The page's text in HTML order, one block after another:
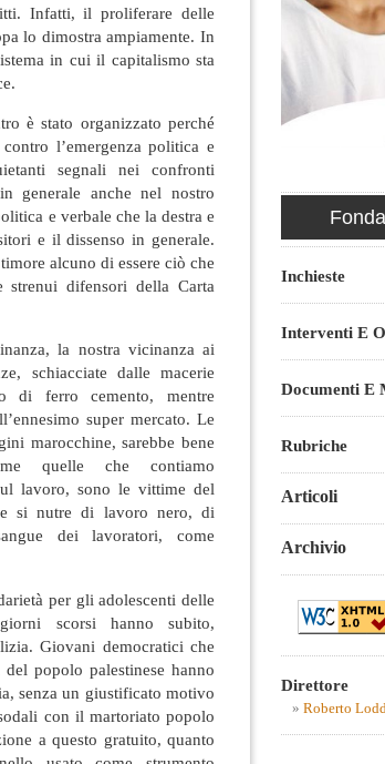
Infatti, il proliferare delle
lo dimostra ampiamente. In
in cui il capitalismo sta
è stato organizzato perché
l’emergenza politica e
segnali nei confronti
generale anche nel nostro
e verbale che la destra e
e il dissenso in generale.
alcuno di essere ciò che
strenui difensori della Carta
la nostra vicinanza ai
schiacciate dalle macerie
di ferro cemento, mentre
super mercato. Le
marocchine, sarebbe bene
quelle che contiamo
lavoro, sono le vittime del
si nutre di lavoro nero, di
dei lavoratori, come
per gli adolescenti delle
scorsi hanno subito,
Giovani democratici che
popolo palestinese hanno
senza un giustificato motivo
con il martoriato popolo
a questo gratuito, quanto
Inchieste
Interventi E
Documenti E
Rubriche
Articoli
Archivio
Direttore
Roberto